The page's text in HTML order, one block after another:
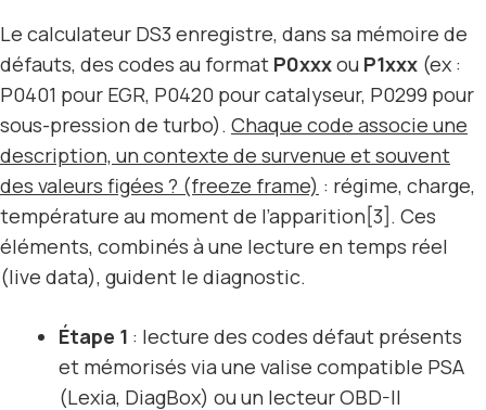
Le calculateur DS3 enregistre, dans sa mémoire de
défauts, des codes au format P0xxxou P1xxx (ex :
P0401 pour EGR, P0420 pour catalyseur, P0299 pour
sous-pression de turbo). Chaque code associe une
description, un contexte de survenue et souvent
des valeurs figées ? (freeze frame) : régime, charge,
température au moment de l’apparition[3]. Ces
éléments, combinés à une lecture en temps réel
(live data), guident le diagnostic.
Étape 1 : lecture des codes défaut présents
et mémorisés via une valise compatible PSA
(Lexia, DiagBox) ou un lecteur OBD-II